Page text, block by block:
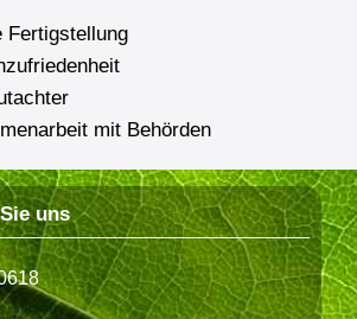
mit Behörden
uns